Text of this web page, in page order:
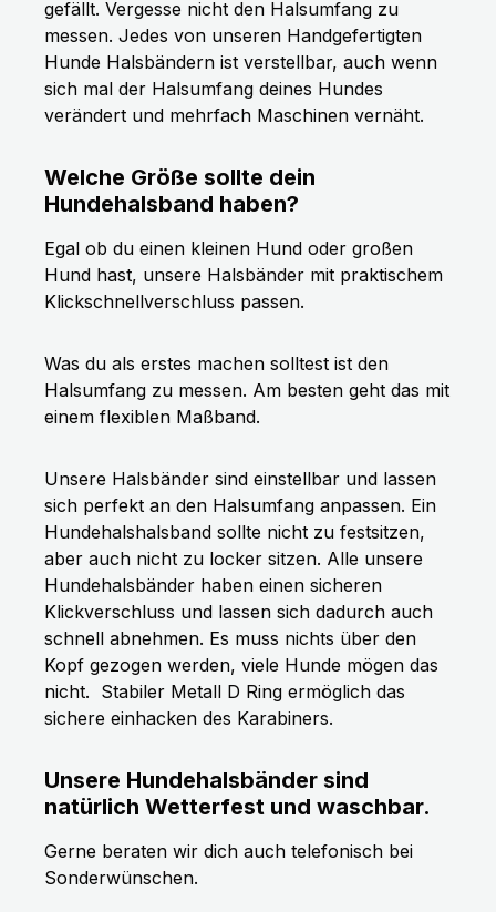
gefällt. Vergesse nicht den Halsumfang zu
messen. Jedes von unseren Handgefertigten
Hunde Halsbändern ist verstellbar, auch wenn
sich mal der Halsumfang deines Hundes
verändert und mehrfach Maschinen vernäht.
Welche Größe sollte dein
Hundehalsband haben?
Egal ob du einen kleinen Hund oder großen
Hund hast, unsere Halsbänder mit praktischem
Klickschnellverschluss passen.
Was du als erstes machen solltest ist den
Halsumfang zu messen. Am besten geht das mit
einem flexiblen Maßband.
Unsere Halsbänder sind einstellbar und lassen
sich perfekt an den Halsumfang anpassen. Ein
Hundehalshalsband sollte nicht zu festsitzen,
aber auch nicht zu locker sitzen. Alle unsere
Hundehalsbänder haben einen sicheren
Klickverschluss und lassen sich dadurch auch
schnell abnehmen. Es muss nichts über den
Kopf gezogen werden, viele Hunde mögen das
nicht. Stabiler Metall D Ring ermöglich das
sichere einhacken des Karabiners.
Unsere Hundehalsbänder sind
natürlich Wetterfest und waschbar.
Gerne beraten wir dich auch telefonisch bei
Sonderwünschen.